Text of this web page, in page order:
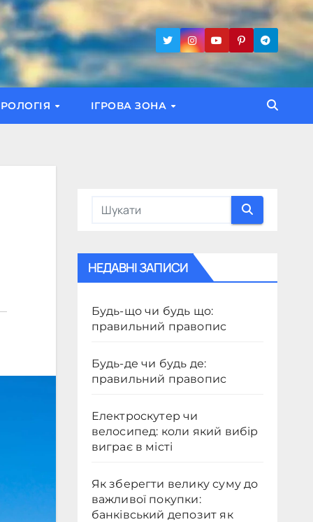
ІГРОВА ЗОНА
НЕДАВНІ ЗАПИСИ
Будь-що чи будь що:
правильний правопис
Будь-де чи будь де:
правильний правопис
Електроскутер чи
велосипед: коли який вибір
виграє в місті
Як зберегти велику суму до
важливої покупки:
банківський депозит як